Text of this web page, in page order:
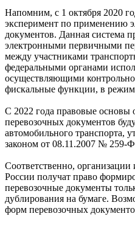
Напомним, с 1 октября 2020
эксперимент по применению
документов. Данная система
электронными первичными
между участниками
федеральными органами
осуществляющими
фискальные функции, в
С 2022 года правовые основы
перевозочных документов
автомобильного транспорта,
законом от 08.11.2007 № 259-
Соответственно,
России получат право
перевозочные документы
дублирования на бумаге.
форм перевозочных